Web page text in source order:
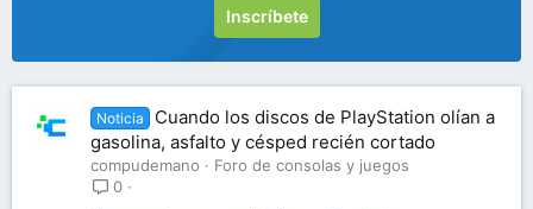
Inscríbete
Noticia
Cuando los discos de PlayStation olían a
gasolina, asfalto y césped recién cortado
compudemano
Foro de consolas y juegos
0